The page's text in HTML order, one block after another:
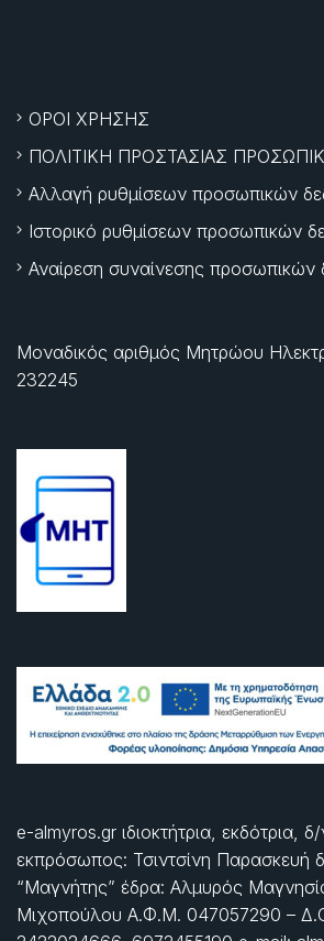
ΟΡΟΙ ΧΡΗΣΗΣ
ΠΟΛΙΤΙΚΗ ΠΡΟΣΤΑΣΙΑΣ
Αλλαγή ρυθμίσεων προσωπικών
Ιστορικό ρυθμίσεων προσωπικών
Αναίρεση συναίνεσης προσωπικών
Μοναδικός αριθμός Μητρώου
232245
e-almyros.gr ιδιοκτήτρια, εκδότρια,
εκπρόσωπος: Τσιντσίνη Παρασκευή
“Μαγνήτης” έδρα: Αλμυρός
Μιχοπούλου Α.Φ.Μ. 047057290 –